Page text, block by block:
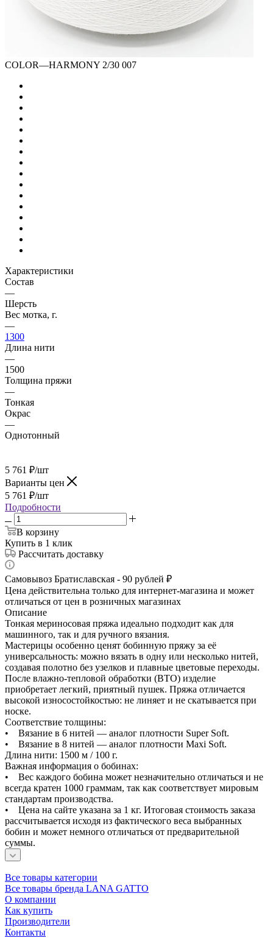
COLOR—HARMONY 2/30 007
Характеристики
Состав
—
Шерсть
Вес мотка, г.
—
1300
Длина нити
—
1500
Толщина пряжи
—
Тонкая
Окрас
—
Однотонный
5 761 ₽/шт
Варианты цен
5 761 ₽/шт
Подробности
В корзину
Купить в 1 клик
Рассчитать доставку
Самовывоз Братиславская - 90 рублей ₽
Цена действительна только для интернет-магазина и может
отличаться от цен в розничных магазинах
Описание
Тонкая мериносовая пряжа идеально подходит как для
машинного, так и для ручного вязания.
Мастерицы особенно ценят бобинную пряжу за её
универсальность: можно вязать в одну или несколько нитей,
создавая полотно без узелков и плавные цветовые переходы.
После влажно-тепловой обработки (ВТО) изделие
приобретает легкий, приятный пушек. Пряжа отличается
высокой износостойкостью: не линяет и не скатывается при
носке.
Соответствие толщины:
• Вязание в 6 нитей — аналог плотности Super Soft.
• Вязание в 8 нитей — аналог плотности Maxi Soft.
Длина нити: 1500 м / 100 г.
Важная информация о бобинах:
• Вес каждого бобина может незначительно отличаться и не
всегда кратен 1000 граммам, так как соответствует мировым
стандартам производства.
• Цена на сайте указана за 1 кг. Итоговая стоимость заказа
рассчитывается исходя из фактического веса выбранных
бобин и может немного отличаться от предварительной
суммы.
Все товары категории
Все товары бренда LANA GATTO
О компании
Как купить
Производители
Контакты